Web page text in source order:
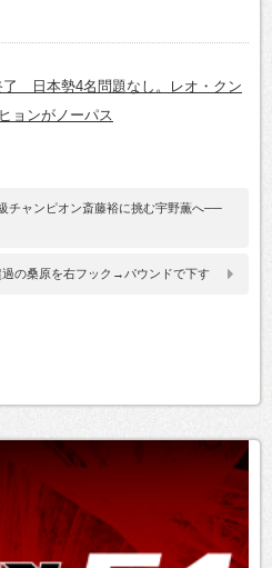
了 日本勢4名問題なし。レオ・クン
ョンがノーパス
チャンピオン斎藤裕に挑む宇野薫へ──
過の桑原を右フック→パウンドで下す